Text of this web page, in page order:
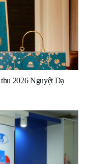
2026 Nguyệt Dạ